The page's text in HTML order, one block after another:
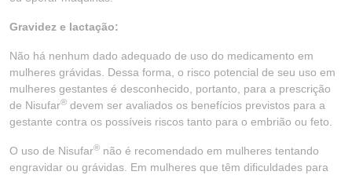
Gravidez e lactação:
Não há nenhum dado adequado de uso do medicamento em
mulheres grávidas. Dessa forma, o risco potencial de seu uso em
mulheres gestantes é desconhecido, portanto, para a prescrição
de Nisufar® devem ser avaliados os benefícios previstos para a
gestante contra os possíveis riscos tanto para o embrião ou feto.
O uso de Nisufar® não é recomendado em mulheres tentando
engravidar ou grávidas. Em mulheres que têm dificuldades para